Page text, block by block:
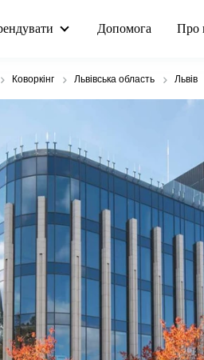
Допомога Про
Коворкінг Львівська область Львів